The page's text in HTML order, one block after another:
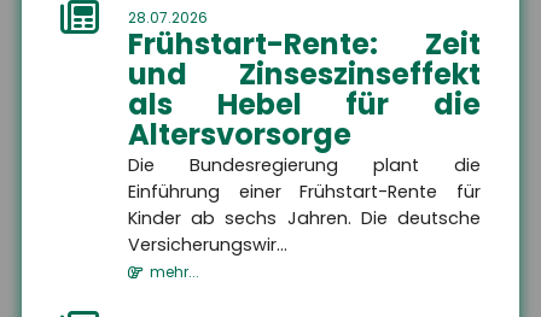
28.07.2026
Frühstart-Rente: Zeit
und Zinseszinseffekt
als Hebel für die
Altersvorsorge
Die Bundesregierung plant die
Einführung einer Frühstart-Rente für
Kinder ab sechs Jahren. Die deutsche
Versicherungswir...
mehr...
Firma
Name
Straße, Hausnummer